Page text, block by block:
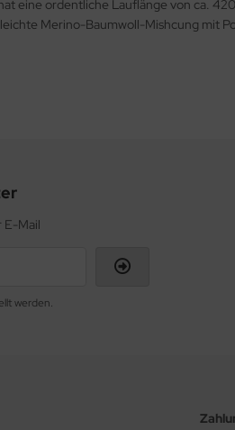
eine ordentliche Lauflänge von ca.
Merino-Baumwoll-Mishcung mit
E-Mail
werden.